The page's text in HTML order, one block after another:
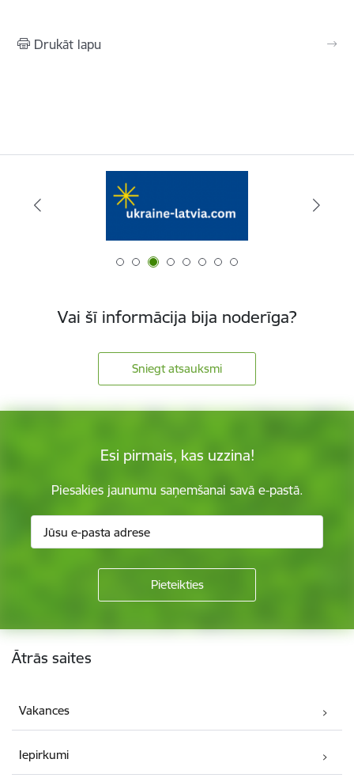
Drukāt lapu
Vai šī informācija bija noderīga?
Sniegt atsauksmi
Esi pirmais, kas uzzina!
Piesakies jaunumu saņemšanai savā e-pastā.
Kājene
Ātrās saites
Vakances
Iepirkumi